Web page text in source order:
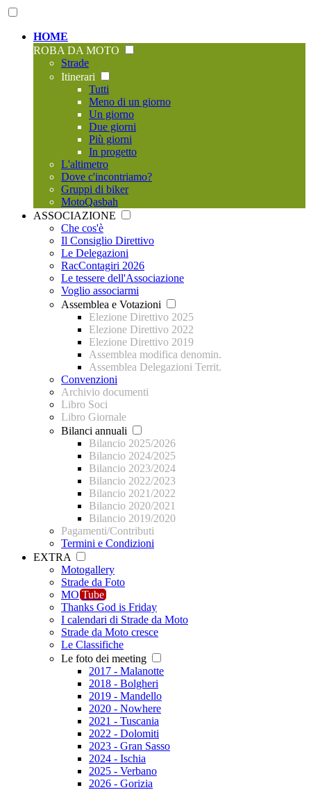
HOME
ROBA DA MOTO
Strade
Itinerari
Tutti
Meno di un giorno
Un giorno
Due giorni
Più giorni
In progetto
L'altimetro
Dove c'incontriamo?
Gruppi di biker
MotoQasbah
ASSOCIAZIONE
Che cos'è
Il Consiglio Direttivo
Le Delegazioni
RacContagiri 2026
Le tessere dell'Associazione
Voglio associarmi
Assemblea e Votazioni
Elezione Direttivo 2025
Elezione Direttivo 2022
Elezione Direttivo 2019
Assemblea modifica denomin.
Assemblea Delegazioni Territ.
Convenzioni
Archivio documenti
Libro Soci
Libro Giornale
Bilanci annuali
Bilancio 2025/2026
Bilancio 2024/2025
Bilancio 2023/2024
Bilancio 2022/2023
Bilancio 2021/2022
Bilancio 2020/2021
Bilancio 2019/2020
Pagamenti/Contributi
Termini e Condizioni
EXTRA
Motogallery
Strade da Foto
MO Tube
Thanks God is Friday
I calendari di Strade da Moto
Strade da Moto cresce
Le Classifiche
Le foto dei meeting
2017 - Malanotte
2018 - Bolgheri
2019 - Mandello
2020 - Nowhere
2021 - Tuscania
2022 - Dolomiti
2023 - Gran Sasso
2024 - Ischia
2025 - Verbano
2026 - Gorizia